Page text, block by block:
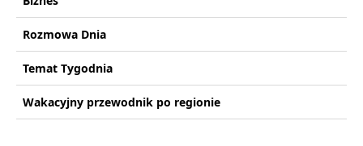
Rozmowa Dnia
Temat Tygodnia
Wakacyjny przewodnik po regionie